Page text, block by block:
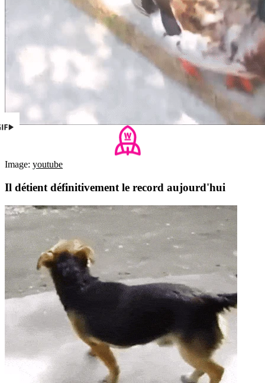
Image: youtube
Il détient définitivement le record aujourd'hui